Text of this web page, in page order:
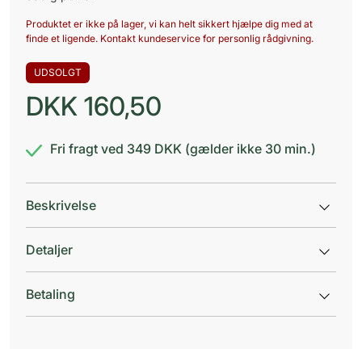
Produktet er ikke på lager, vi kan helt sikkert hjælpe dig med at
finde et ligende. Kontakt kundeservice for personlig rådgivning.
UDSOLGT
DKK 160,50
Fri fragt ved 349 DKK (gælder ikke 30 min.)
Beskrivelse
Detaljer
Betaling